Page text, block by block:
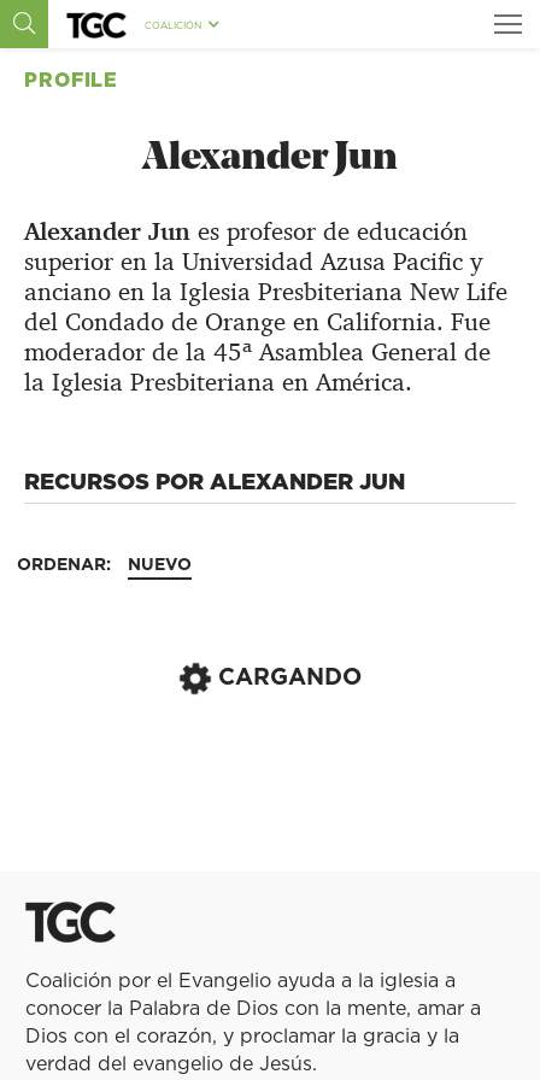
COALICIÓN
PROFILE
Alexander Jun
Alexander Jun es profesor de educación
superior en la Universidad Azusa Pacific y
anciano en la Iglesia Presbiteriana New Life
del Condado de Orange en California. Fue
moderador de la 45ª Asamblea General de
la Iglesia Presbiteriana en América.
RECURSOS POR ALEXANDER JUN
ORDENAR: NUEVO
CARGANDO
Coalición por el Evangelio ayuda a la iglesia a
conocer la Palabra de Dios con la mente, amar a
Dios con el corazón, y proclamar la gracia y la
verdad del evangelio de Jesús.